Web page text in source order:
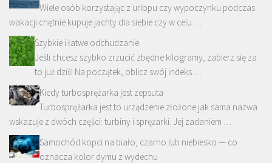
Wiele osób korzystając z urlopu czy wypoczynku podczas
wakacji chętnie kupuje jachty dla siebie czy w celu …
Szybkie i łatwe odchudzanie
Jeśli chcesz szybko zrzucić zbędne kilogramy, zabierz się za
to już dziś! Na początek, oblicz swój indeks …
Kiedy turbosprężarka jest zepsuta
Turbosprężarka jest to urządzenie złożone jak sama nazwa
wskazuje z dwóch części: turbiny i sprężarki. Jej zadaniem …
Samochód kopci na biało, czarno lub niebiesko — co
oznacza kolor dymu z wydechu